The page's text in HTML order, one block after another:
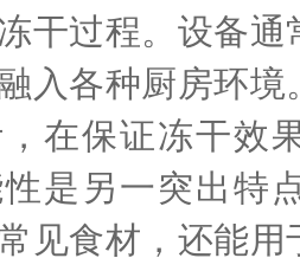
干过程。设备
入各种厨房环
在保证冻干效
是另一突出特
见食材，还能